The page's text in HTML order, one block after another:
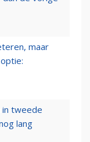
maar
in tweede
lang